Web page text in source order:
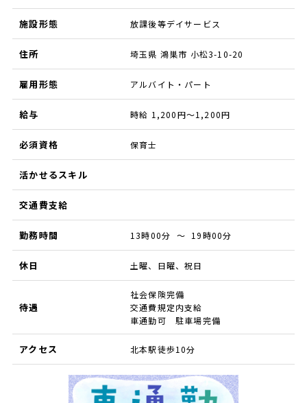
施設形態 放課後等デイサービス
住所 埼玉県 鴻巣市 小松3-10-20
雇用形態 アルバイト・パート
給与 時給 1,200円～1,200円
必須資格 保育士
活かせるスキル
交通費支給
勤務時間 13時00分 ～ 19時00分
休日 土曜、日曜、祝日
待遇
社会保険完備
交通費規定内支給
車通勤可 駐車場完備
アクセス 北本駅徒歩10分